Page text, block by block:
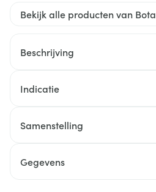
Bekijk alle producten van Bota
Beschrijving
Indicatie
Samenstelling
Gegevens